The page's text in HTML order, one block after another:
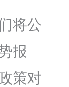
将公
报
策对